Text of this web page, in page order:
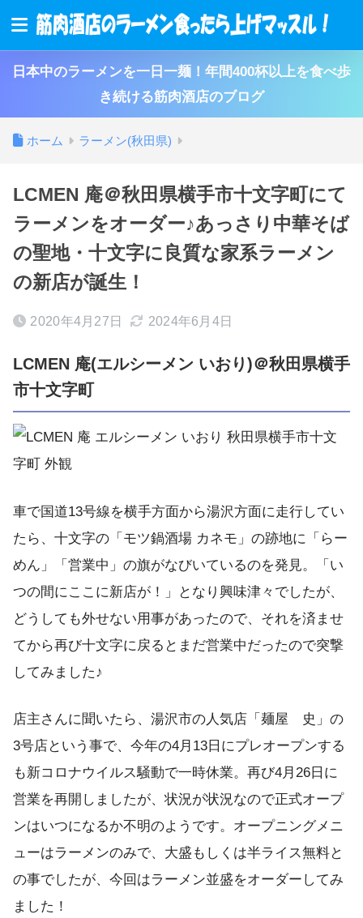
日本中のラーメンを一日一麺！年間400杯以上を食べ歩
き続ける筋肉酒店のブログ
ホーム ラーメン(秋田県)
LCMEN 庵＠秋田県横手市十文字町にて
ラーメンをオーダー♪あっさり中華そば
の聖地・十文字に良質な家系ラーメン
の新店が誕生！
2020年4月27日 2024年6月4日
LCMEN 庵(エルシーメン いおり)＠秋田県横手
市十文字町
車で国道13号線を横手方面から湯沢方面に走行してい
たら、十文字の「モツ鍋酒場 カネモ」の跡地に「らー
めん」「営業中」の旗がなびいているのを発見。「い
つの間にここに新店が！」となり興味津々でしたが、
どうしても外せない用事があったので、それを済ませ
てから再び十文字に戻るとまだ営業中だったので突撃
してみました♪
店主さんに聞いたら、湯沢市の人気店「麺屋 史」の
3号店という事で、今年の4月13日にプレオープンする
も新コロナウイルス騒動で一時休業。再び4月26日に
営業を再開しましたが、状況が状況なので正式オープ
ンはいつになるか不明のようです。オープニングメニ
ューはラーメンのみで、大盛もしくは半ライス無料と
の事でしたが、今回はラーメン並盛をオーダーしてみ
ました！